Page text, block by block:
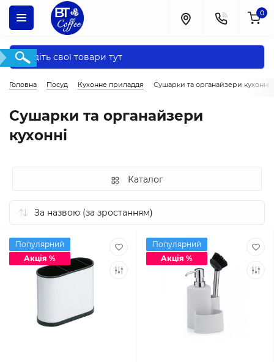
0
Головна Посуд Кухонне приладдя Сушарки та органайзери кухонні
Сушарки та органайзери
кухонні
Каталог
Популярний
Акція %
Популярний
Акція %